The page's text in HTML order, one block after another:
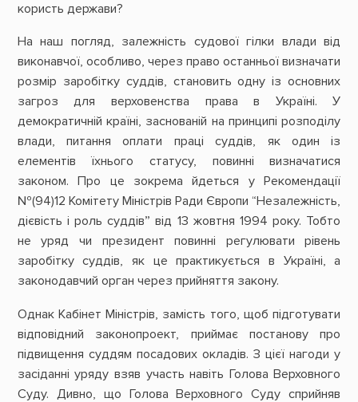
користь держави?
На наш погляд, залежність судової гілки влади від
виконавчої, особливо, через право останньої визначати
розмір заробітку суддів, становить одну із основних
загроз для верховенства права в Україні. У
демократичній країні, заснованій на принципі розподілу
влади, питання оплати праці суддів, як один із
елементів їхнього статусу, повинні визначатися
законом. Про це зокрема йдеться у Рекомендації
№(94)12 Комітету Міністрів Ради Європи “Незалежність,
дієвість і роль суддів” від 13 жовтня 1994 року. Тобто
не уряд чи президент повинні регулювати рівень
заробітку суддів, як це практикується в Україні, а
законодавчий орган через прийняття закону.
Однак Кабінет Міністрів, замість того, щоб підготувати
відповідний законопроект, приймає постанову про
підвищення суддям посадових окладів. З цієї нагоди у
засіданні уряду взяв участь навіть Голова Верховного
Суду. Дивно, що Голова Верховного Суду сприйняв